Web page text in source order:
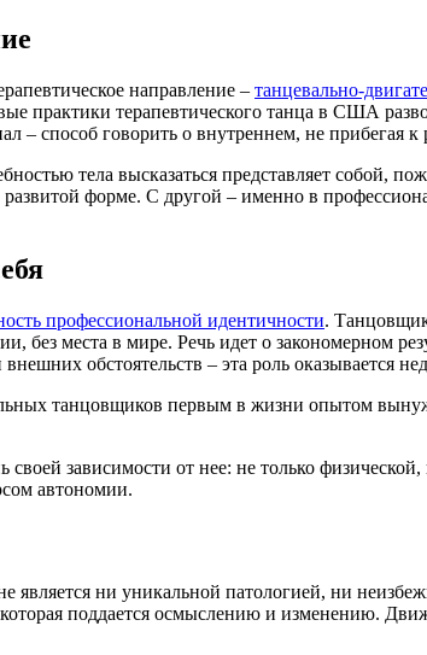
направление – танцевально-
практики терапевтического танца в США
– способ говорить о внутреннем, не прибегая
тела высказаться представляет собой,
форме. С другой – именно в
профессиональной идентичности.
места в мире. Речь идет о закономерном
обстоятельств – эта роль оказывается
танцовщиков первым в жизни опытом
зависимости от нее: не только
автономии.
является ни уникальной патологией, ни
поддается осмыслению и изменению.